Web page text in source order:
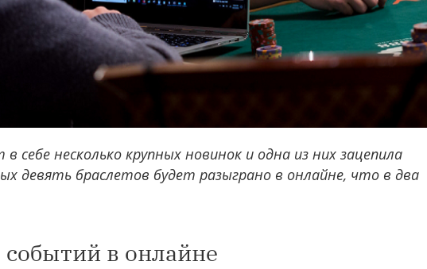
себе несколько крупных новинок и одна из них зацепила
девять браслетов будет разыграно в онлайне, что в два
в онлайне